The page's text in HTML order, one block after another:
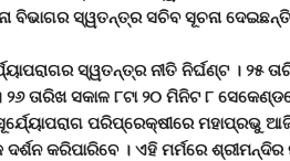
ବିଭାଗର ସ୍ୱତନ୍ତ୍ର ସଚିବ ସୂଚନା
ସ୍ୱତନ୍ତ୍ର ନୀତି ନିର୍ଘଣ୍ଟ । ୨୫
ତାରିଖ ସକାଳ ୮ଟା ୨୦ ମିନିଟ ୮
ପରିପ୍ରେକ୍ଷୀରେ ମହାପ୍ରଭୁ
କରିପାରିବେ । ଏହି ମର୍ମରେ